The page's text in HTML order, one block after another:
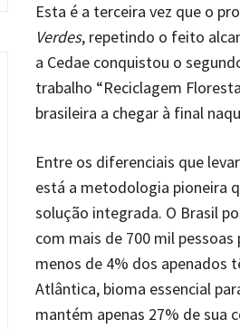
Esta é a terceira vez que o
Verdes, repetindo o feito
a Cedae conquistou o
trabalho “Reciclagem
brasileira a chegar à final
Entre os diferenciais que
está a metodologia pioneira
solução integrada. O Brasil
com mais de 700 mil
menos de 4% dos apenados
Atlântica, bioma essencial
mantém apenas 27% de sua